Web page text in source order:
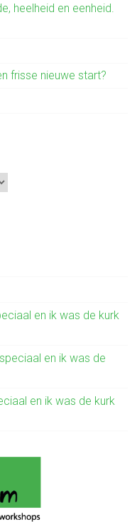
heelheid en eenheid.
frisse nieuwe start?
en ik was de kurk
en ik was de
en ik was de kurk